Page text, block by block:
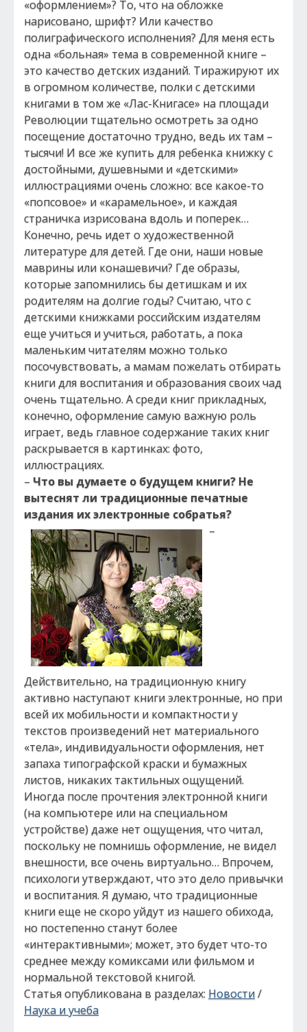
«оформлением»? То, что на обложке
нарисовано, шрифт? Или качество
полиграфического исполнения? Для меня есть
одна «больная» тема в современной книге –
это качество детских изданий. Тиражируют их
в огромном количестве, полки с детскими
книгами в том же «Лас-Книгасе» на площади
Революции тщательно осмотреть за одно
посещение достаточно трудно, ведь их там –
тысячи! И все же купить для ребенка книжку с
достойными, душевными и «детскими»
иллюстрациями очень сложно: все какое-то
«попсовое» и «карамельное», и каждая
страничка изрисована вдоль и поперек…
Конечно, речь идет о художественной
литературе для детей. Где они, наши новые
маврины или конашевичи? Где образы,
которые запомнились бы детишкам и их
родителям на долгие годы? Считаю, что с
детскими книжками российским издателям
еще учиться и учиться, работать, а пока
маленьким читателям можно только
посочувствовать, а мамам пожелать отбирать
книги для воспитания и образования своих чад
очень тщательно. А среди книг прикладных,
конечно, оформление самую важную роль
играет, ведь главное содержание таких книг
раскрывается в картинках: фото,
иллюстрациях.
– Что вы думаете о будущем книги? Не
вытеснят ли традиционные печатные
издания их электронные собратья?
–
Действительно, на традиционную книгу
активно наступают книги электронные, но при
всей их мобильности и компактности у
текстов произведений нет материального
«тела», индивидуальности оформления, нет
запаха типографской краски и бумажных
листов, никаких тактильных ощущений.
Иногда после прочтения электронной книги
(на компьютере или на специальном
устройстве) даже нет ощущения, что читал,
поскольку не помнишь оформление, не видел
внешности, все очень виртуально… Впрочем,
психологи утверждают, что это дело привычки
и воспитания. Я думаю, что традиционные
книги еще не скоро уйдут из нашего обихода,
но постепенно станут более
«интерактивными»; может, это будет что-то
среднее между комиксами или фильмом и
нормальной текстовой книгой.
Статья опубликована в разделах: Новости/
Наука и учеба